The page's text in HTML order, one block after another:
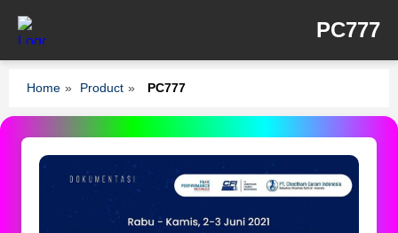
PC777
Home » Product » PC777